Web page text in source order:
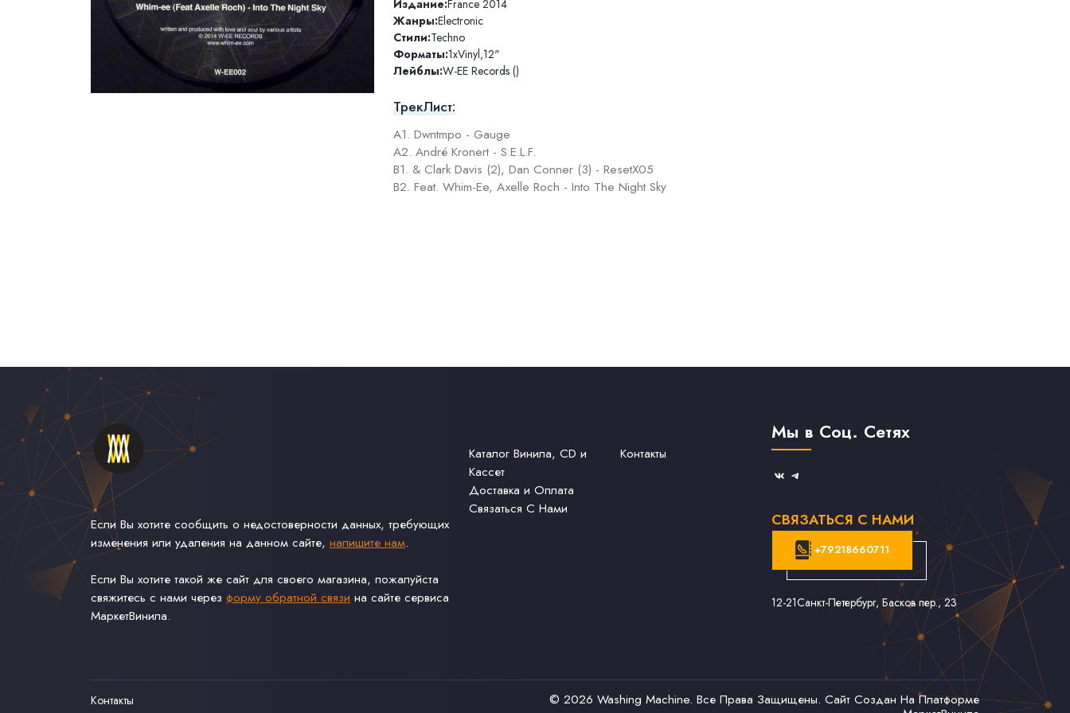
Издание:France 2014
Жанры:Electronic
Стили:Techno
Форматы:1xVinyl,12"
Лейблы:W-EE Records ()
ТрекЛист:
A1. Dwntmpo - Gauge
A2. André Kronert - S.E.L.F.
B1. & Clark Davis (2), Dan Conner (3) - ResetX05
B2. Feat. Whim-Ee, Axelle Roch - Into The Night Sky
Если Вы хотите сообщить о недостоверности данных, требующих
изменения или удаления на данном сайте, напишите нам.
Если Вы хотите такой же сайт для своего магазина, пожалуйста
свяжитесь с нами через форму обратной связи на сайте сервиса
МаркетВинила.
Каталог Винила, CD и
Кассет
Доставка и Оплата
Связаться С Нами
Контакты
Мы в Соц. Сетях
СВЯЗАТЬСЯ С НАМИ
+79218660711
12-21Санкт-Петербург, Басков пер., 23
Контакты © 2026 Washing Machine. Все Права Защищены. Сайт Создан На Платформе